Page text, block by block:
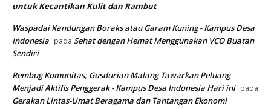
untuk Kecantikan Kulit dan Rambut
Waspadai Kandungan Boraks atau Garam Kuning - Kampus Desa
Indonesia pada Sehat dengan Hemat Menggunakan VCO Buatan
Sendiri
Rembug Komunitas; Gusdurian Malang Tawarkan Peluang
Menjadi Aktifis Penggerak - Kampus Desa Indonesia Hari ini pada
Gerakan Lintas-Umat Beragama dan Tantangan Ekonomi